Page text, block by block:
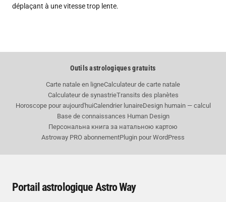
déplaçant à une vitesse trop lente.
Outils astrologiques gratuits
Carte natale en ligneCalculateur de carte natale
Calculateur de synastrieTransits des planètes
Horoscope pour aujourd'huiCalendrier lunaireDesign humain — calcul
Base de connaissances Human Design
Персональна книга за натальною картою
Astroway PRO abonnementPlugin pour WordPress
Portail astrologique Astro Way